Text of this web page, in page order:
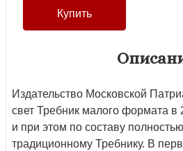
Издательство Московской
свет Требник малого формата в
и при этом по составу
традиционному Требнику. В